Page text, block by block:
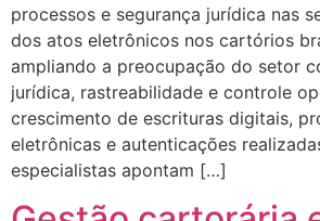
processos e segurança jurídica nas
dos atos eletrônicos nos cartórios
ampliando a preocupação do setor
jurídica, rastreabilidade e controle
crescimento de escrituras digitais,
eletrônicas e autenticações
especialistas apontam […]